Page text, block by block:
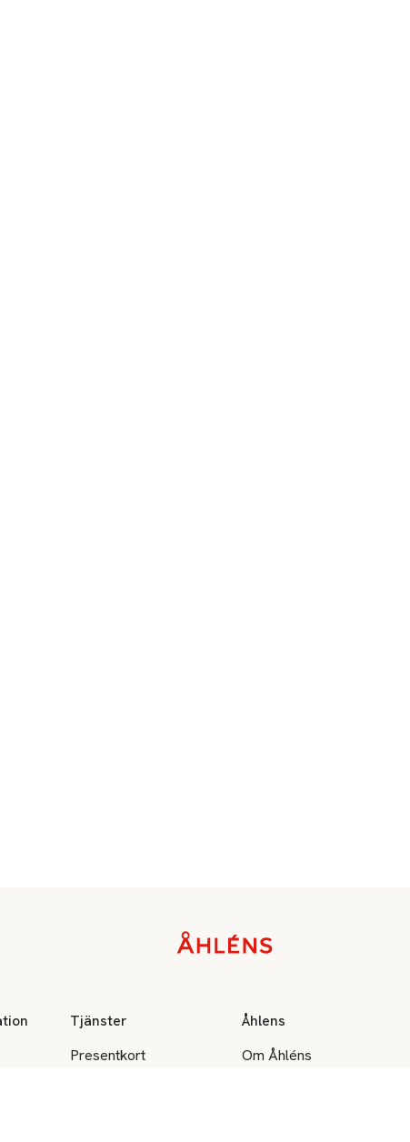
Tjänster
Presentkort
Åhlens
Om Åhléns